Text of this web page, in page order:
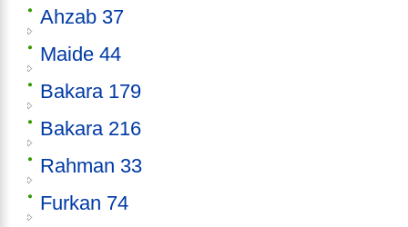
Ahzab 37
Maide 44
Bakara 179
Bakara 216
Rahman 33
Furkan 74